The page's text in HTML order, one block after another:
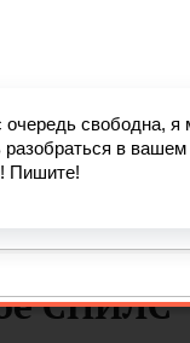
Изменения
Одно из
страховое
пенсионного
выдаётся.
с ранее
узнаем далее.
СНИЛС